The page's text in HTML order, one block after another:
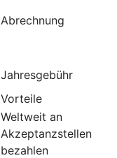
Abrechnung
Jahresgebühr
Vorteile
Weltweit an
Akzeptanzstellen
bezahlen